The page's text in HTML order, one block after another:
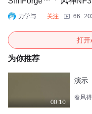
力学与人工智能 关注 66
打开
为你推荐
00:10
演示
春风